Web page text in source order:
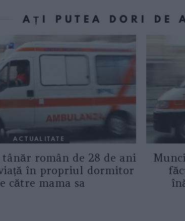
AȚI PUTEA DORI DE
ACTUALITATE
tânăr român de 28 de ani
în propriul dormitor
către mama sa